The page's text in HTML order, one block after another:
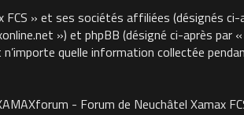
» et ses sociétés affiliées (désignés ci-
») et phpBB (désigné ci-après par
quelle information collectée
- Forum de Neuchâtel Xamax